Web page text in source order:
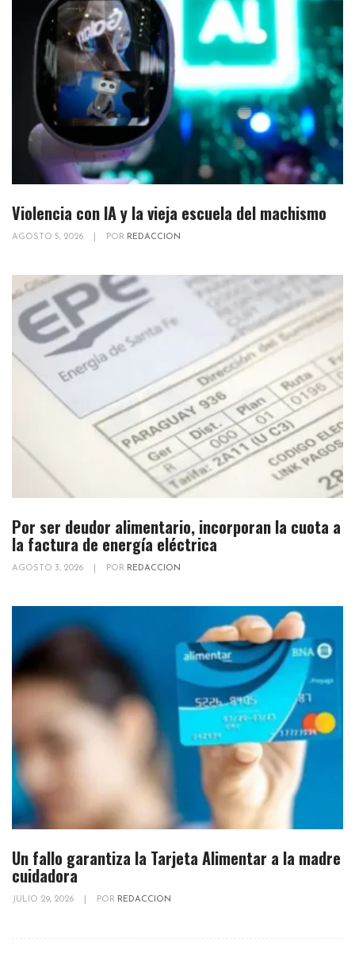
Violencia con IA y la vieja escuela del machismo
AGOSTO 5, 2026 POR REDACCION
Por ser deudor alimentario, incorporan la cuota a
la factura de energía eléctrica
AGOSTO 3, 2026 POR REDACCION
Un fallo garantiza la Tarjeta Alimentar a la madre
cuidadora
JULIO 29, 2026 POR REDACCION